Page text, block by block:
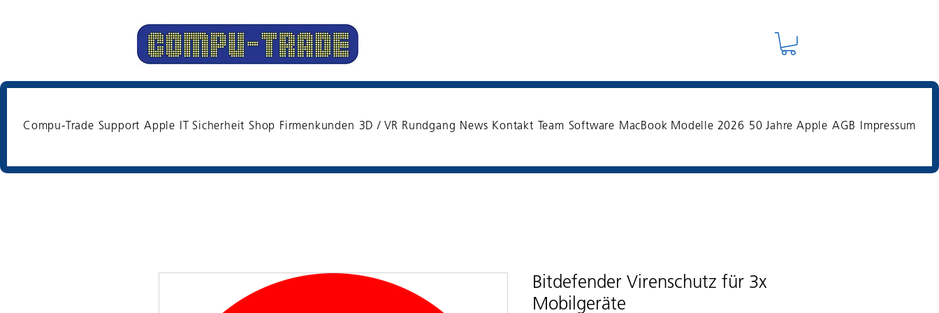
Compu-Trade Support Apple IT Sicherheit Shop Firmenkunden 3D / VR Rundgang News Kontakt Team Software MacBook Modelle 2026 50 Jahre Apple AGB Impressum
Bitdefender Virenschutz für 3x
Mobilgeräte